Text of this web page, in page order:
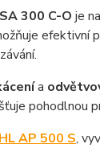
300 C-O je
efektivní
a
pohodlnou
AP 500 S,